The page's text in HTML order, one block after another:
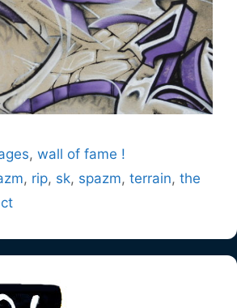
,wall of fame !
, rip, sk, spazm,terrain,the